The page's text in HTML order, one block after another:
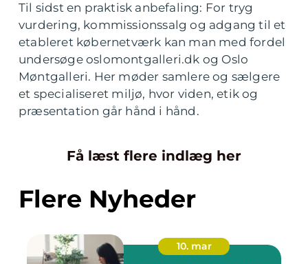
Til sidst en praktisk anbefaling: For tryg
vurdering, kommissionssalg og adgang til et
etableret købernetværk kan man med fordel
undersøge oslomontgalleri.dk og Oslo
Møntgalleri. Her møder samlere og sælgere
et specialiseret miljø, hvor viden, etik og
præsentation går hånd i hånd.
Få læst flere indlæg her
Flere Nyheder
10. mar